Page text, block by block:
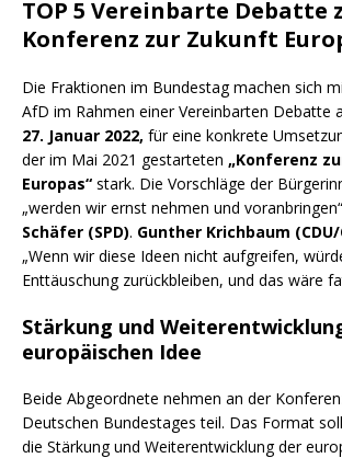
TOP 5 Vereinbarte Debatte
Konferenz zur Zukunft
Die Fraktionen im Bundestag machen sich
AfD im Rahmen einer Vereinbarten Debatte
27. Januar 2022, für eine konkrete
der im Mai 2021 gestarteten „Konferenz
Europas“ stark. Die Vorschläge der
„werden wir ernst nehmen und
Schäfer (SPD). Gunther Krichbaum (CDU/
„Wenn wir diese Ideen nicht aufgreifen,
Enttäuschung zurückbleiben, und das wäre
Stärkung und
europäischen Idee
Beide Abgeordnete nehmen an der
Deutschen Bundestages teil. Das Format
die Stärkung und Weiterentwicklung der